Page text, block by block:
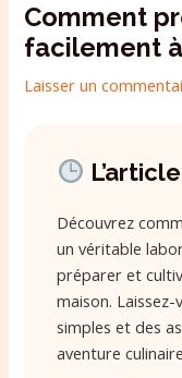
Comment
facilement
Laisser un
Découvrez
un véritable
préparer et
maison.
simples et des
aventure